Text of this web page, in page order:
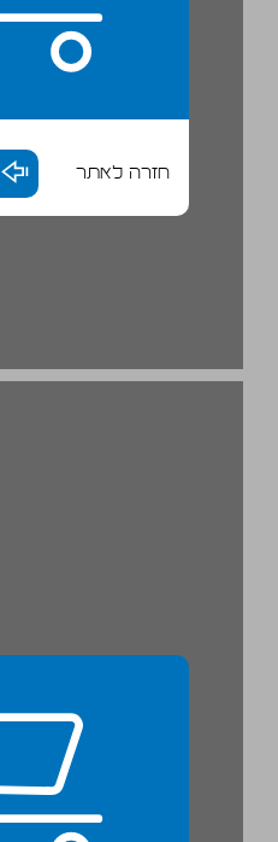
חזרה לאתר
פרק 2. אבחון ... 21